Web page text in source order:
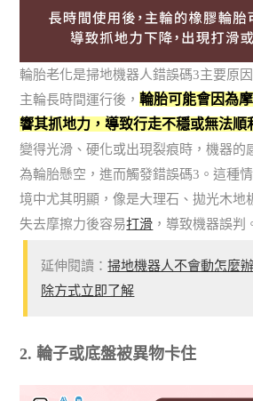
輪胎老化是掃地機器人錯誤碼3主要原
主輪長時間運行後，輪胎可能會因為
響其抓地力，導致行走不穩或無法順
變得光滑、硬化或出現裂痕時，機器的
為輪胎懸空，進而觸發錯誤碼3。這種
境中尤其明顯，像是大理石、拋光木地
失去摩擦力後容易打滑 ，導致機器誤判
延伸閱讀：掃地機器人不會動怎麼
除方式立即了解
2. 輪子或底盤被異物卡住